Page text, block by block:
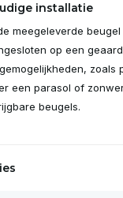
installatie
meegeleverde
op een
zoals
een parasol of
beugels.